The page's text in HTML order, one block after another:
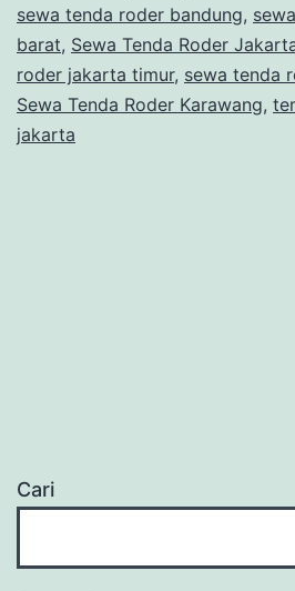
sewa tenda roder bandung,
barat, Sewa Tenda Roder
roder jakarta timur, sewa tenda
Sewa Tenda Roder Karawang,
jakarta
Cari